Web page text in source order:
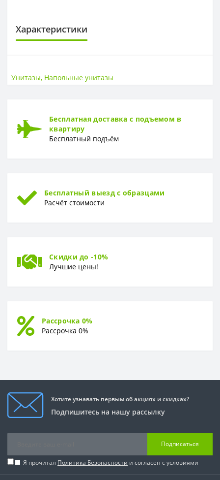
Характеристики
Страна
Ширина, см
ГАРАНТИЯ
Унитазы, Напольные унитазы
Бесплатная доставка с подъемом в
квартиру
Бесплатный подъём
Бесплатный выезд с образцами
Расчёт стоимости
Скидки до -10%
Лучшие цены!
Рассрочка 0%
Рассрочка 0%
Хотите узнавать первым об акциях и скидках?
Подпишитесь на нашу рассылку
Подписаться
Я прочитал Политика Безопасности и согласен с условиями